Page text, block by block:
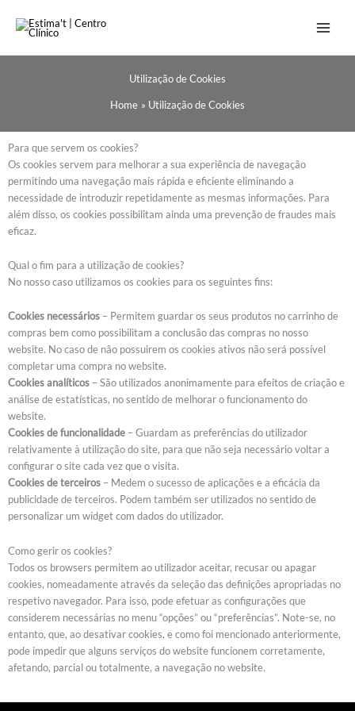
Utilização de Cookies
Home Utilização de Cookies
Para que servem os cookies?
Os cookies servem para melhorar a sua experiência de navegação
permitindo uma navegação mais rápida e eficiente eliminando a
necessidade de introduzir repetidamente as mesmas informações. Para
além disso, os cookies possibilitam ainda uma prevenção de fraudes mais
eficaz.
Qual o fim para a utilização de cookies?
No nosso caso utilizamos os cookies para os seguintes fins:
Cookies necessários – Permitem guardar os seus produtos no carrinho de
compras bem como possibilitam a conclusão das compras no nosso
website. No caso de não possuirem os cookies ativos não será possível
completar uma compra no website.
Cookies analíticos – São utilizados anonimamente para efeitos de criação e
análise de estatísticas, no sentido de melhorar o funcionamento do
website.
Cookies de funcionalidade – Guardam as preferências do utilizador
relativamente à utilização do site, para que não seja necessário voltar a
configurar o site cada vez que o visita.
Cookies de terceiros – Medem o sucesso de aplicações e a eficácia da
publicidade de terceiros. Podem também ser utilizados no sentido de
personalizar um widget com dados do utilizador.
Como gerir os cookies?
Todos os browsers permitem ao utilizador aceitar, recusar ou apagar
cookies, nomeadamente através da seleção das definições apropriadas no
respetivo navegador. Para isso, pode efetuar as configurações que
considerem necessárias no menu “opções” ou “preferências”. Note-se, no
entanto, que, ao desativar cookies, e como foi mencionado anteriormente,
pode impedir que alguns serviços do website funcionem corretamente,
afetando, parcial ou totalmente, a navegação no website.